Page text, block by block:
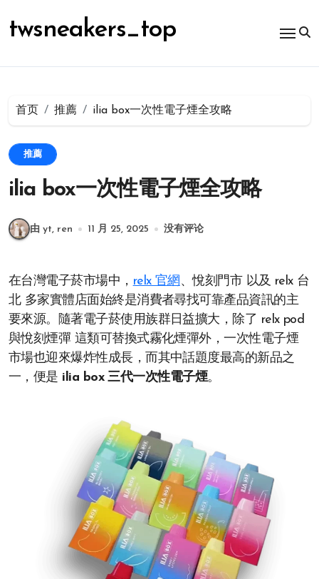
容
twsneakers_top
首页 推薦 ilia box一次性電子煙全攻略
推薦
ilia box一次性電子煙全攻略
由 yt, ren 11 月 25, 2025 没有评论
在台灣電子菸市場中， relx 官網 、悅刻門市 以及 relx 台
北 多家實體店面始終是消費者尋找可靠產品資訊的主
要來源。隨著電子菸使用族群日益擴大，除了 relx pod
與悅刻煙彈 這類可替換式霧化煙彈外，一次性電子煙
市場也迎來爆炸性成長，而其中話題度最高的新品之
一，便是 ilia box 三代一次性電子煙。